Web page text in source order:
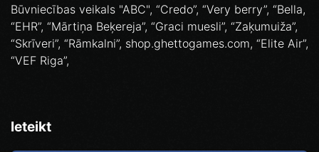
Būvniecības veikals "ABC", “Credo”, “Very berry”, “Bella,
“EHR”, “Mārtiņa Beķereja”, “Graci muesli”, “Zaķumuiža”,
“Skrīveri”, “Rāmkalni”, shop.ghettogames.com, “Elite Air”,
“VEF Riga”,
Ieteikt